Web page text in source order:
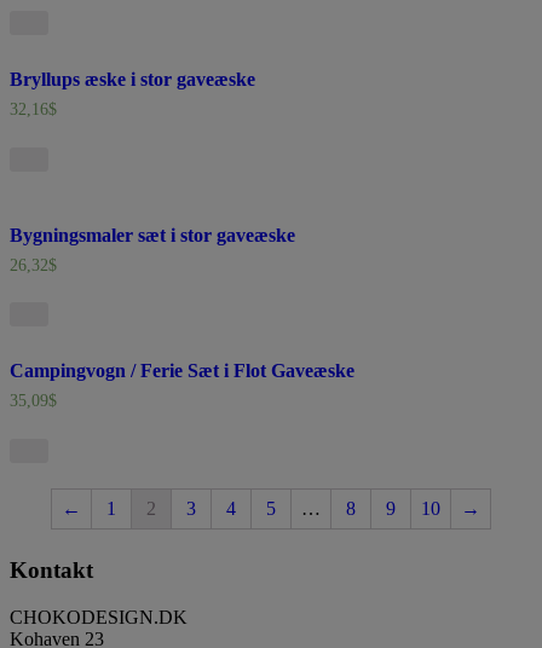
Bryllups æske i stor gaveæske
32,16$
Bygningsmaler sæt i stor gaveæske
26,32$
Campingvogn / Ferie Sæt i Flot Gaveæske
35,09$
← 1 2 3 4 5 … 8 9 10 →
Kontakt
CHOKODESIGN.DK
Kohaven 23